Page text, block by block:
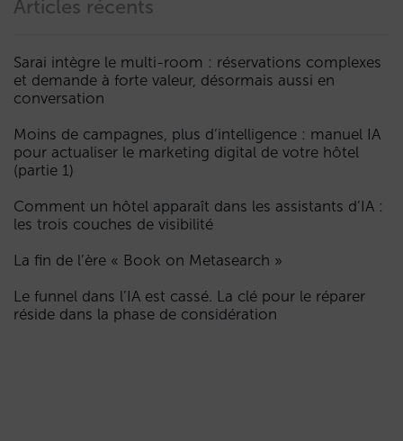
Articles récents
Sarai intègre le multi-room : réservations complexes
et demande à forte valeur, désormais aussi en
conversation
Moins de campagnes, plus d’intelligence : manuel IA
pour actualiser le marketing digital de votre hôtel
(partie 1)
Comment un hôtel apparaît dans les assistants d’IA :
les trois couches de visibilité
La fin de l’ère « Book on Metasearch »
Le funnel dans l’IA est cassé. La clé pour le réparer
réside dans la phase de considération